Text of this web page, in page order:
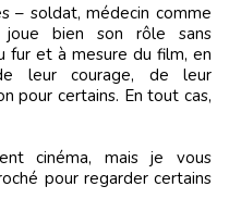
– soldat, médecin comme
bien son rôle sans
fur et à mesure du film, en
leur courage, de leur
pour certains. En tout cas,
cinéma, mais je vous
pour regarder certains